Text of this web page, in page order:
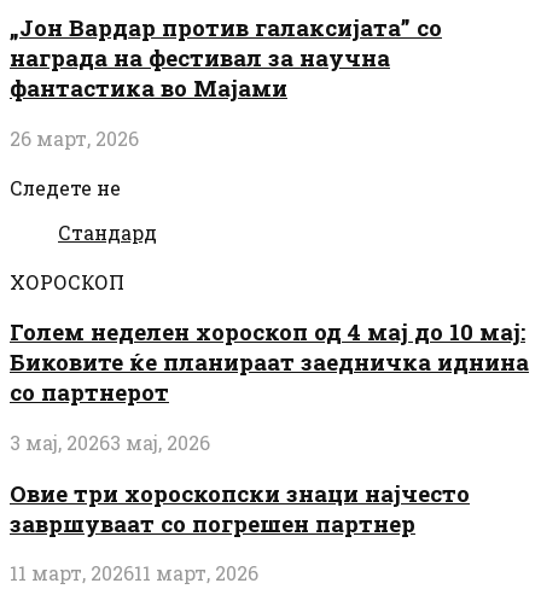
„Јон Вардар против галаксијата” со
награда на фестивал за научна
фантастика во Мајами
26 март, 2026
Следете не
Стандард
ХОРОСКОП
Голем неделен хороскоп од 4 мај до 10 мај:
Биковите ќе планираат заедничка иднина
со партнерот
3 мај, 20263 мај, 2026
Овие три хороскопски знаци најчесто
завршуваат со погрешен партнер
11 март, 202611 март, 2026